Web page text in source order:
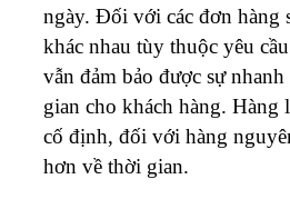
ngày. Đối với các đơn hàng
khác nhau tùy thuộc yêu
vẫn đảm bảo được sự
gian cho khách hàng. Hàng
cố định, đối với hàng
hơn về thời gian.